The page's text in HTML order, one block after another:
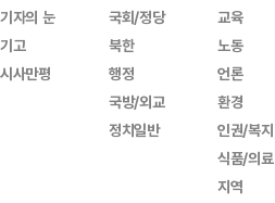
기자의 눈
기고
시사만평
국회/정당
북한
행정
국방/외교
정치일반
교육
노동
언론
환경
인권/복지
식품/의료
지역